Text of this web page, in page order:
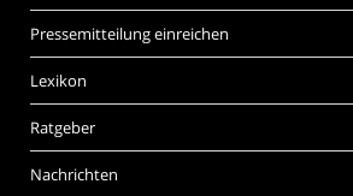
Pressemitteilung einreichen
Lexikon
Ratgeber
Nachrichten